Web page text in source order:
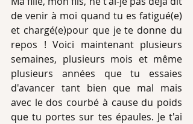
de venir à moi quand tu es fatigué(e)
et chargé(e)pour que je te donne du
repos ! Voici maintenant plusieurs
semaines, plusieurs mois et même
plusieurs années que tu essaies
d'avancer tant bien que mal mais
avec le dos courbé à cause du poids
que tu portes sur tes épaules. Je t'ai